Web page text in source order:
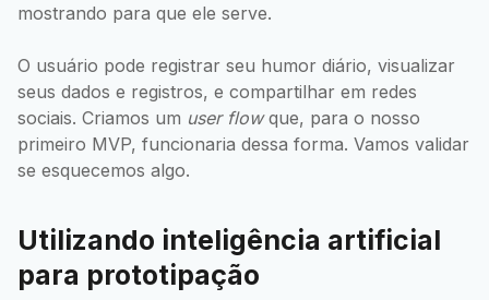
mostrando para que ele serve.
O usuário pode registrar seu humor diário, visualizar
seus dados e registros, e compartilhar em redes
sociais. Criamos um user flowque, para o nosso
primeiro MVP, funcionaria dessa forma. Vamos validar
se esquecemos algo.
Utilizando inteligência artificial
para prototipação